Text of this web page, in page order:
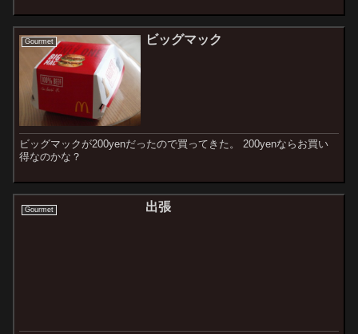
Gourmet ビッグマック
ビッグマックが200yenだったので買ってきた。 200yenならお買い
得なのかな？
Gourmet 出張